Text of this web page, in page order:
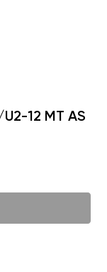
12 MT AS